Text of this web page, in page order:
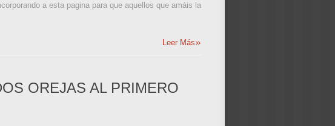
a esta pagina para que aquellos que amáis la
Leer Más»
OREJAS AL PRIMERO